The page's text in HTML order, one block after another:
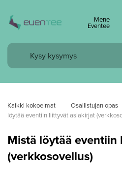
Mene
Eventee
Kaikki kokoelmat Osallistujan opas
löytää eventiin liittyvät asiakirjat
Mistä löytää
(verkkosovellus)